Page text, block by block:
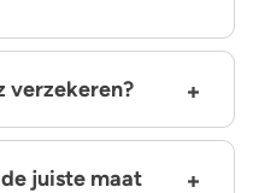
verzekeren?
juiste maat